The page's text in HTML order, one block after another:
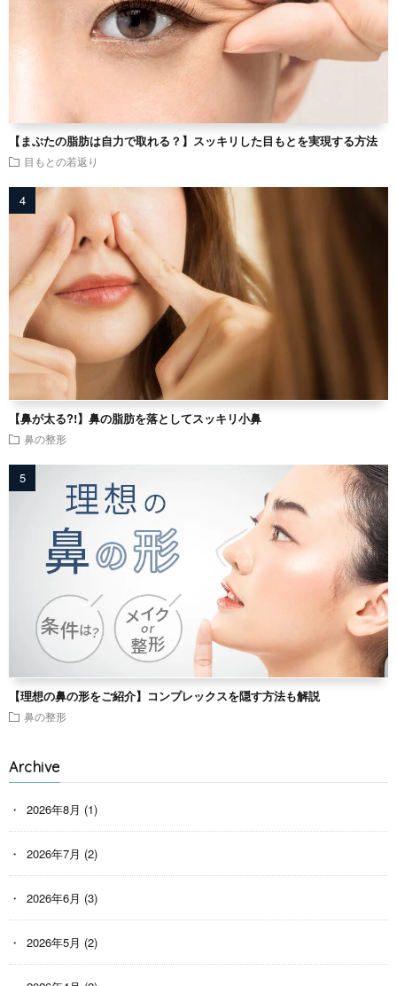
【まぶたの脂肪は自力で取れる？】スッキリした目もとを実現する方法
目もとの若返り
【鼻が太る?!】鼻の脂肪を落としてスッキリ小鼻
鼻の整形
【理想の鼻の形をご紹介】コンプレックスを隠す方法も解説
鼻の整形
Archive
2026年8月 (1)
2026年7月 (2)
2026年6月 (3)
2026年5月 (2)